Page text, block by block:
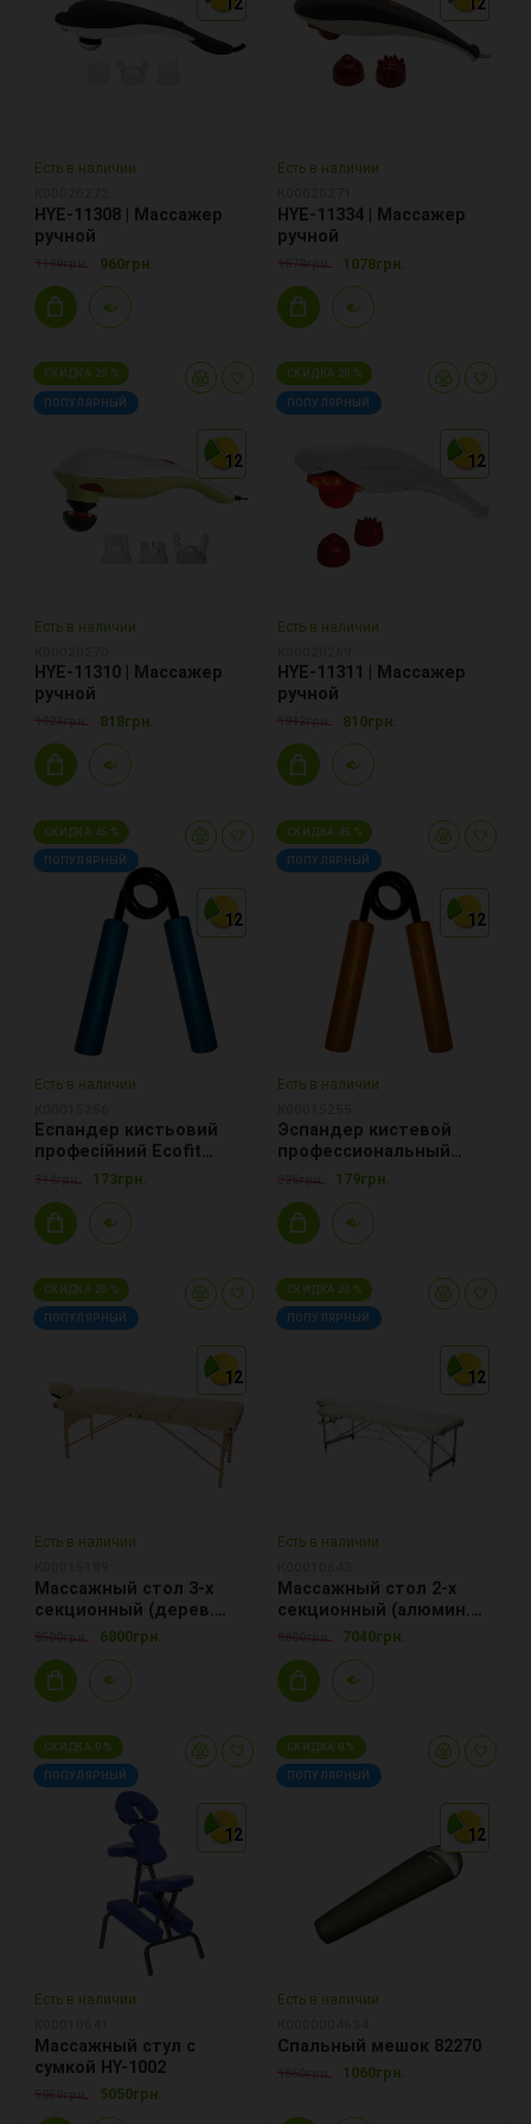
12
12
12
Есть в наличии
HYE-11308 | Массажер
ручной
1199грн. 960грн.
12
12
12
Есть в наличии
HYE-11334 | Массажер
ручной
1078грн. 1078грн.
12
12
12
СКИДКА 20 %
ПОПУЛЯРНЫЙ
Есть в наличии
HYE-11310 | Массажер
ручной
1023грн. 818грн.
12
12
12
СКИДКА 20 %
ПОПУЛЯРНЫЙ
Есть в наличии
HYE-11311 | Массажер
ручной
1012грн. 810грн.
12
12
12
СКИДКА 45 %
ПОПУЛЯРНЫЙ
Есть в наличии
Еспандер кистьовий
професійний Ecofit
MD1140 нагрузка
314грн. 173грн.
12
12
12
СКИДКА 45 %
ПОПУЛЯРНЫЙ
Есть в наличии
Эспандер кистевой
профессиональный
Ecofit MD1140 нагрузка
326грн. 179грн.
12
12
12
СКИДКА 20 %
ПОПУЛЯРНЫЙ
Есть в наличии
Массажный стол 3-х
секционный (дерев.
рама) HY-30110
8500грн. 6800грн.
12
12
12
СКИДКА 20 %
ПОПУЛЯРНЫЙ
Есть в наличии
Массажный стол 2-х
секционный (алюмин.
рама) белый HY-2010-1.3
8800грн. 7040грн.
12
12
12
СКИДКА 0 %
ПОПУЛЯРНЫЙ
Есть в наличии
Массажный стул с
сумкой HY-1002
5050грн. 5050грн.
12
12
12
СКИДКА 0 %
ПОПУЛЯРНЫЙ
Есть в наличии
Спальный мешок 82270
1060грн. 1060грн.